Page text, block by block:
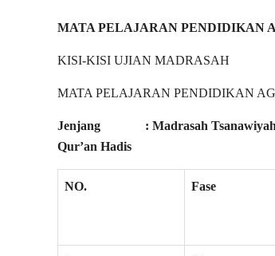
MATA PELAJARAN PENDIDIKAN
KISI-KISI UJIAN MADRASAH
MATA PELAJARAN PENDIDIKAN
Jenjang : Madrasah
Qur’an Hadis
NO. Fase